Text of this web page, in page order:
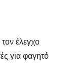
έλεγχο
για φαγητό